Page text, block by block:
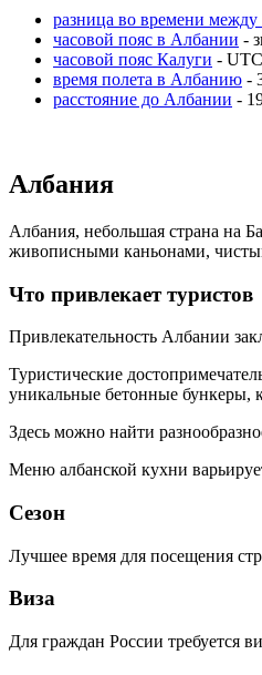
разница во времени
часовой пояс в Албании -
часовой пояс Калуги -
время полета в Албанию -
расстояние до Албании -
Албания
Албания, небольшая страна на
живописными каньонами,
Что привлекает туристов
Привлекательность Албании
Туристические
уникальные бетонные бункеры,
Здесь можно найти
Меню албанской кухни
Сезон
Лучшее время для посещения
Виза
Для граждан России требуется